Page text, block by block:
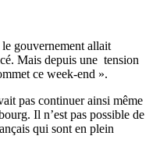
gouvernement allait
Mais depuis une tension
ce week-end ».
pas continuer ainsi même
Il n’est pas possible de
qui sont en plein